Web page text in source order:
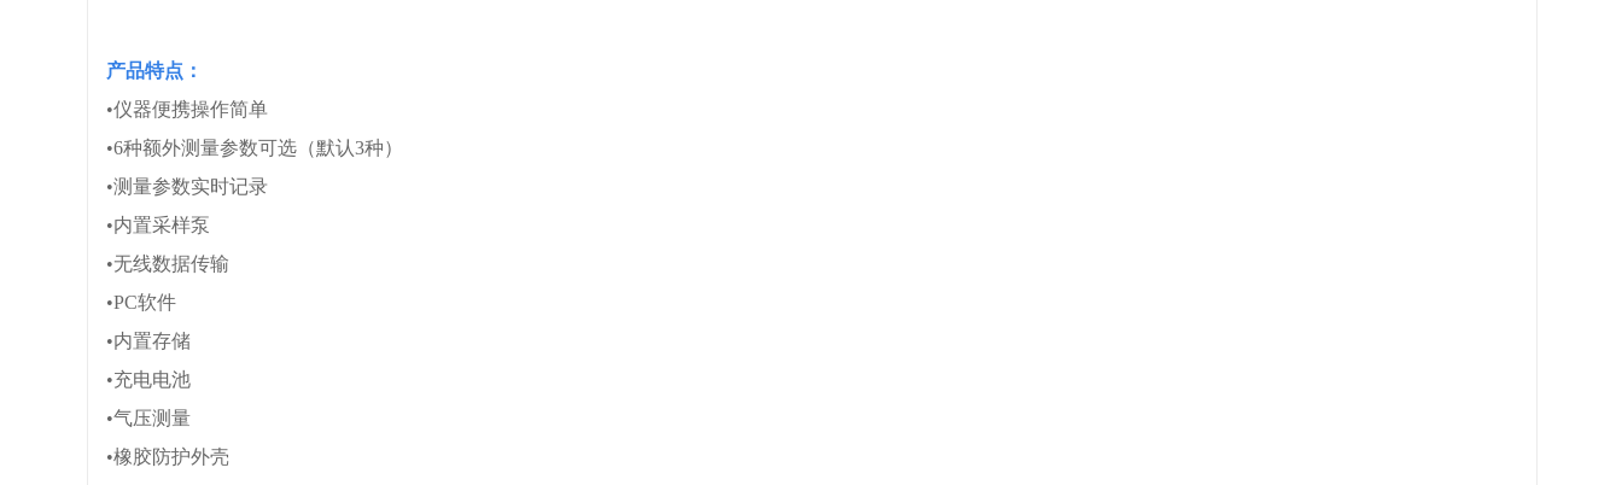
产品特点：
•仪器便携操作简单
•6种额外测量参数可选（默认3种）
•测量参数实时记录
•内置采样泵
•无线数据传输
•PC软件
•内置存储
•充电电池
•气压测量
•橡胶防护外壳